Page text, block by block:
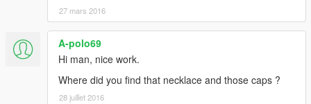
27 mars 2016
A-polo69
Hi man, nice work.
Where did you find that necklace and those caps ?
28 juillet 2016